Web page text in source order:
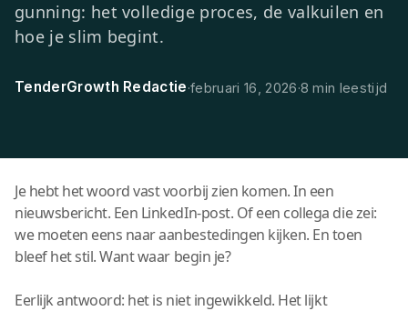
gunning: het volledige proces, de valkuilen en
hoe je slim begint.
TenderGrowth Redactie·februari 16, 2026·8 min leestijd
Je hebt het woord vast voorbij zien komen. In een
nieuwsbericht. Een LinkedIn-post. Of een collega die zei:
we moeten eens naar aanbestedingen kijken. En toen
bleef het stil. Want waar begin je?
Eerlijk antwoord: het is niet ingewikkeld. Het lijkt